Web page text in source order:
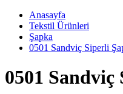
Anasayfa
Tekstil Ürünleri
Şapka
0501 Sandviç Siperli
0501